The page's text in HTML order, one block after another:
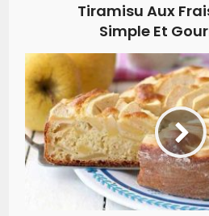
Tiramisu Aux
Simple Et